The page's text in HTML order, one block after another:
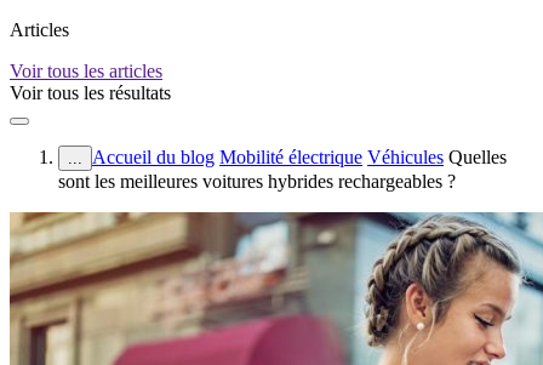
Articles
Voir tous les articles
Voir tous les résultats
... Accueil du blog Mobilité électrique Véhicules Quelles
sont les meilleures voitures hybrides rechargeables ?